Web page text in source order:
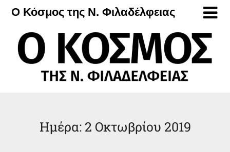
Μετάβαση
περιεχόμενο
Ο Κόσμος της Ν. Φιλαδέλφειας
Ημέρα: 2 Οκτωβρίου 2019